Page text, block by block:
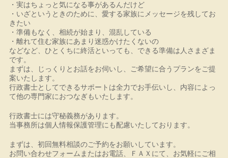
・実はちょっと気になる事があるんだけど
・いざというときのために、愛する家族にメッセージを残してお
きたい
・準備もなく、相続が始まり、混乱している
・離れて住む家族にあまり迷惑かけたくないの
などなど、ひとくちに終活といっても、できる準備は人さまざま
です。
まずは、じっくりとお話をお伺いし、ご希望に合うプランをご提
案いたします。
行政書士としてできるサポートは全力でお手伝いし、内容によっ
て他の専門家におつなぎもいたします。
行政書士には守秘義務があります。
当事務所は個人情報保護管理にも配慮いたしております。
まずは、初回無料相談のご予約をお願いしています。
お問い合わせフォームまたはお電話、ＦＡＸにて、お気軽にご相